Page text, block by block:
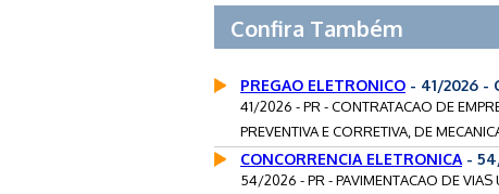
Confira Também
PREGAO ELETRONICO - 41/2026 -
41/2026 - PR - CONTRATACAO DE
PREVENTIVA E CORRETIVA, DE
CONCORRENCIA ELETRONICA -
54/2026 - PR - PAVIMENTACAO DE